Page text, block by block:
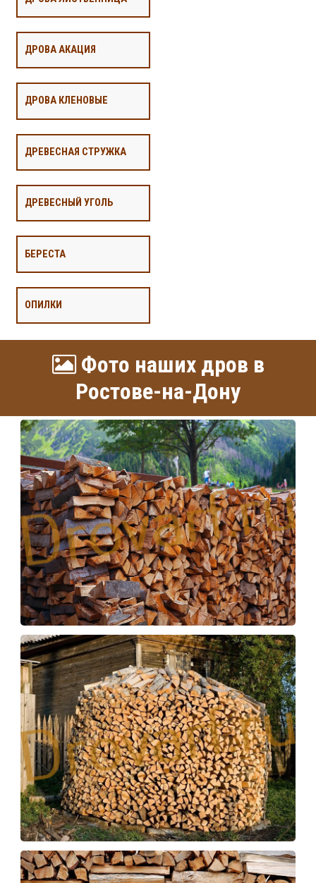
ДРОВА АКАЦИЯ
ДРОВА КЛЕНОВЫЕ
ДРЕВЕСНАЯ СТРУЖКА
ДРЕВЕСНЫЙ УГОЛЬ
БЕРЕСТА
ОПИЛКИ
Фото наших дров в
Ростове-на-Дону